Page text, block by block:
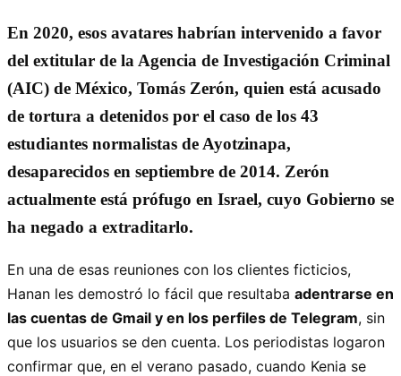
En 2020, esos avatares habrían intervenido a favor
del extitular de la Agencia de Investigación Criminal
(AIC) de México, Tomás Zerón, quien está acusado
de tortura a detenidos por el caso de los 43
estudiantes normalistas de Ayotzinapa,
desaparecidos en septiembre de 2014. Zerón
actualmente está prófugo en Israel, cuyo Gobierno se
ha negado a extraditarlo.
En una de esas reuniones con los clientes ficticios,
Hanan les demostró lo fácil que resultaba adentrarse en
las cuentas de Gmail y en los perfiles de Telegram, sin
que los usuarios se den cuenta. Los periodistas logaron
confirmar que, en el verano pasado, cuando Kenia se